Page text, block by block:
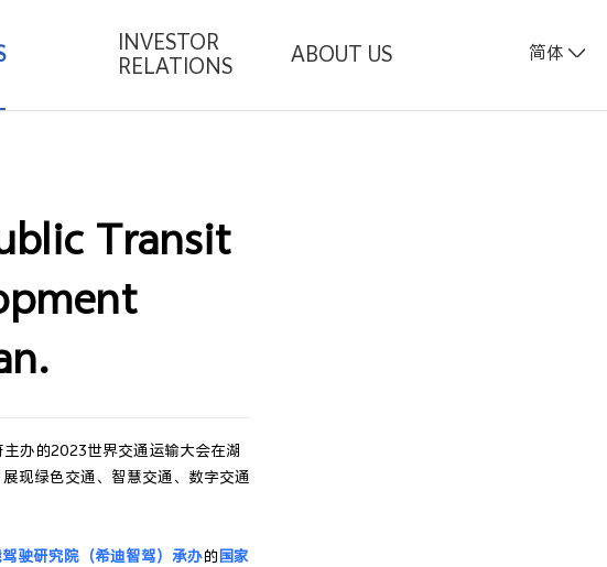
简体
INVESTOR
RELATIONS
ABOUT US
Transit
办的2023世界交通运输大会在湖
展现绿色交通、智慧交通、数字交通
驶研究院（希迪智驾）承办的国家